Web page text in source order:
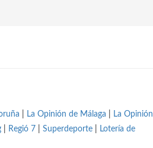
La Opinión de Málaga
La Opinión
Regió 7 Superdeporte
Lotería de